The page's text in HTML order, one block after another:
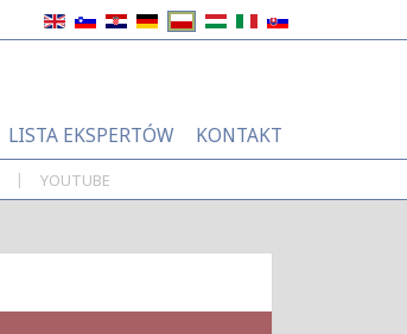
LISTA EKSPERTÓW KONTAKT
| YOUTUBE